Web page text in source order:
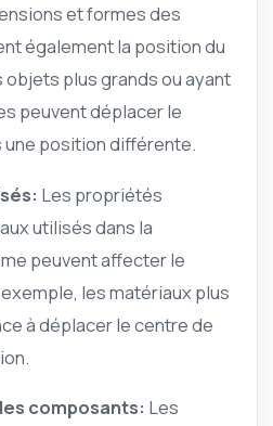
et formes des
également la position du
plus grands ou ayant
peuvent déplacer le
position différente.
Les propriétés
utilisés dans la
peuvent affecter le
les matériaux plus
à déplacer le centre de
composants: Les